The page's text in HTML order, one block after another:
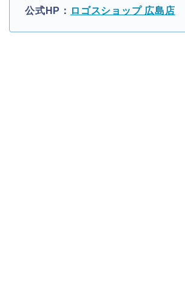
公式HP： ロゴスショップ 広島店